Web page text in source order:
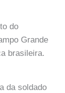
do
Grande
brasileira.
da soldado